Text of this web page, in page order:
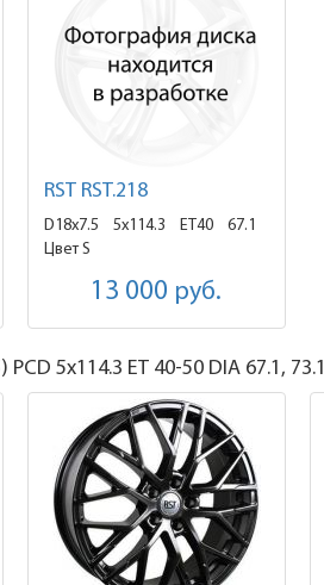
RST RST.218
D18x7.5 5x114.3 ET40
67.1
Цвет S
13 000 руб.
PCD 5x114.3 ET 40-50 DIA 67.1, 73.1